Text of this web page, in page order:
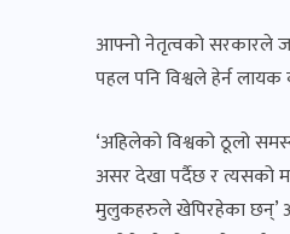
आफ्नो नेतृत्वको सरकारले
पहल पनि विश्वले हेर्न
‘अहिलेको विश्वको ठूलो
असर देखा पर्दैछ र त्यसको
मुलुकहरुले खेपिरहेका छन्’